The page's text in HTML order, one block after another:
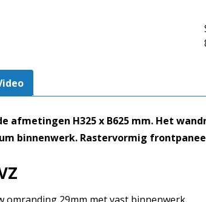
afmetingen H325 x B625 mm. Het
binnenwerk. Rastervormig